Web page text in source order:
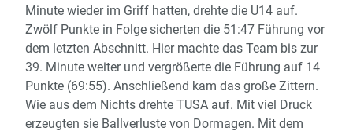
Minute wieder im Griff hatten, drehte die U14 auf.
Zwölf Punkte in Folge sicherten die 51:47 Führung vor
dem letzten Abschnitt. Hier machte das Team bis zur
39. Minute weiter und vergrößerte die Führung auf 14
Punkte (69:55). Anschließend kam das große Zittern.
Wie aus dem Nichts drehte TUSA auf. Mit viel Druck
erzeugten sie Ballverluste von Dormagen. Mit dem